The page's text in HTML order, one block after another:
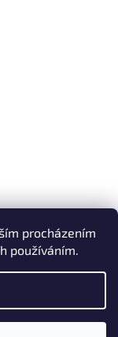
procházením
používáním.